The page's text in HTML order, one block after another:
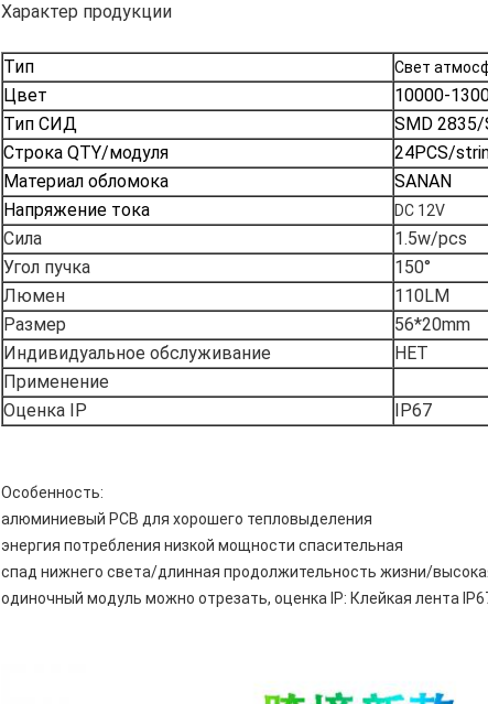
Характер продукции
Тип Свет
Цвет
10000-
Тип СИД
SMD
Строка QTY/модуля
24PCS/
Материал обломока
SANAN
Напряжение тока
DC 12V
Сила
1.5w/pcs
Угол пучка
150°
Люмен
110LM
Размер
56*20mm
Индивидуальное обслуживание
НЕТ
Применение
Оценка IP
IP67
Особенность:
алюминиевый PCB для хорошего тепловыделения
энергия потребления низкой мощности спасительная
спад нижнего света/длинная продолжительность жизни/
одиночный модуль можно отрезать, оценка IP: Клейкая лента